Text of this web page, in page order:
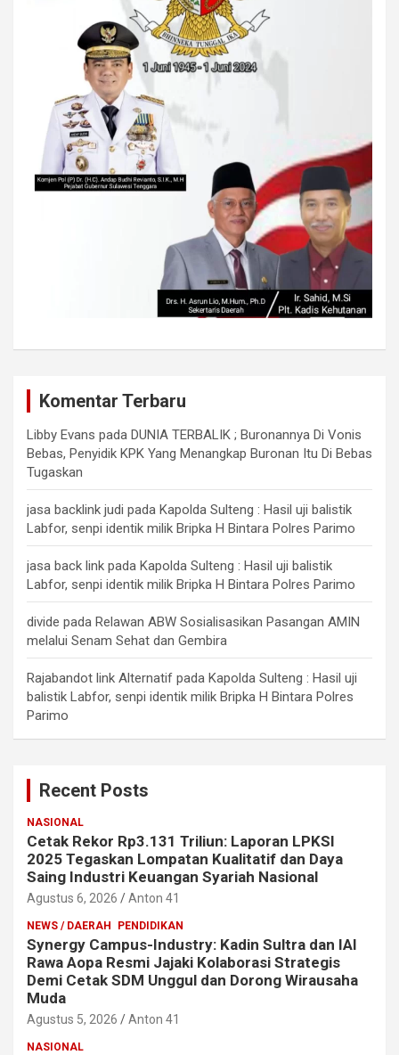
Komentar Terbaru
Libby Evans pada DUNIA TERBALIK ; Buronannya Di Vonis
Bebas, Penyidik KPK Yang Menangkap Buronan Itu Di Bebas
Tugaskan
jasa backlink judi pada Kapolda Sulteng : Hasil uji balistik
Labfor, senpi identik milik Bripka H Bintara Polres Parimo
jasa back link pada Kapolda Sulteng : Hasil uji balistik
Labfor, senpi identik milik Bripka H Bintara Polres Parimo
divide pada Relawan ABW Sosialisasikan Pasangan AMIN
melalui Senam Sehat dan Gembira
Rajabandot link Alternatif pada Kapolda Sulteng : Hasil uji
balistik Labfor, senpi identik milik Bripka H Bintara Polres
Parimo
Recent Posts
NASIONAL
Cetak Rekor Rp3.131 Triliun: Laporan LPKSI
2025 Tegaskan Lompatan Kualitatif dan Daya
Saing Industri Keuangan Syariah Nasional
Agustus 6, 2026 Anton 41
NEWS / DAERAH PENDIDIKAN
Synergy Campus-Industry: Kadin Sultra dan IAI
Rawa Aopa Resmi Jajaki Kolaborasi Strategis
Demi Cetak SDM Unggul dan Dorong Wirausaha
Muda
Agustus 5, 2026 Anton 41
NASIONAL